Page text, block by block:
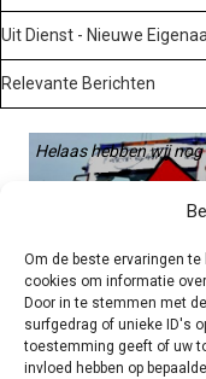
Om de beste ervaringen
cookies om informatie
Door in te stemmen met
surfgedrag of unieke ID's
toestemming geeft of uw
invloed hebben op
Uit Dienst - Nieuwe
Relevante Berichten
Helaas hebben wij
Graag gebruiken we